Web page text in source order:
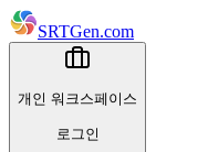
SRTGen.com
개인 워크스페이스
로그인